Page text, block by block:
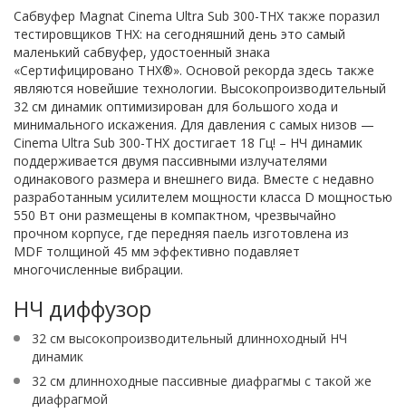
Сабвуфер Magnat Cinema Ultra Sub 300-THX также поразил
тестировщиков THX: на сегодняшний день это самый
маленький сабвуфер, удостоенный знака
«Сертифицировано THX®». Основой рекорда здесь также
являются новейшие технологии. Высокопроизводительный
32 см динамик оптимизирован для большого хода и
минимального искажения. Для давления с самых низов —
Cinema Ultra Sub 300-THX достигает 18 Гц! – НЧ динамик
поддерживается двумя пассивными излучателями
одинакового размера и внешнего вида. Вместе с недавно
разработанным усилителем мощности класса D мощностью
550 Вт они размещены в компактном, чрезвычайно
прочном корпусе, где передняя паель изготовлена из
MDF толщиной 45 мм эффективно подавляет
многочисленные вибрации.
НЧ диффузор
32 см высокопроизводительный длинноходный НЧ
динамик
32 см длинноходные пассивные диафрагмы с такой же
диафрагмой